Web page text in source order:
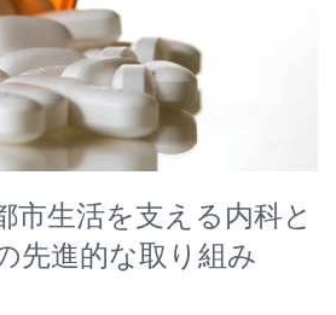
市生活を支える内科と
先進的な取り組み